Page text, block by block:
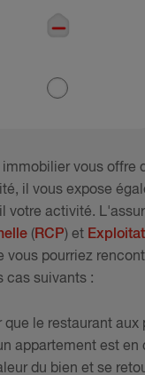
vous offre
il vous expose
votre activité.
( RCP) et
pourriez
cas suivants :
que le restaurant
appartement est
du bien et se